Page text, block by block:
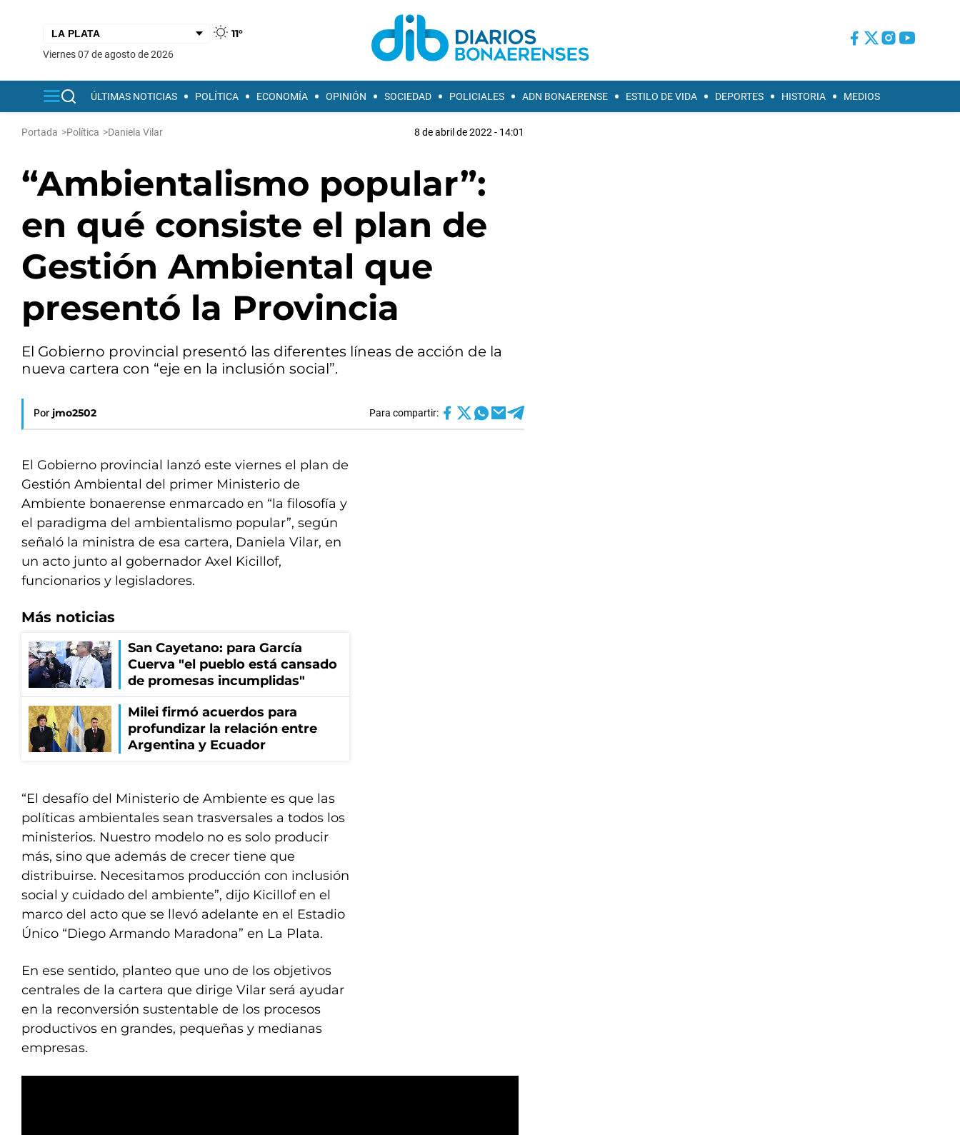
11°
viernes 07 de agosto de 2026
ÚLTIMAS NOTICIAS POLÍTICA ECONOMÍA OPINIÓN SOCIEDAD POLICIALES ADN BONAERENSE ESTILO DE VIDA DEPORTES HISTORIA MEDIOS
Portada >Política >Daniela Vilar 8 de abril de 2022 - 14:01
“Ambientalismo popular”:
en qué consiste el plan de
Gestión Ambiental que
presentó la Provincia
El Gobierno provincial presentó las diferentes líneas de acción de la
nueva cartera con “eje en la inclusión social”.
Por jmo2502 Para compartir:
El Gobierno provincial lanzó este viernes el plan de
Gestión Ambiental del primer Ministerio de
Ambiente bonaerense enmarcado en “la filosofía y
el paradigma del ambientalismo popular”, según
señaló la ministra de esa cartera, Daniela Vilar, en
un acto junto al gobernador Axel Kicillof,
funcionarios y legisladores.
Más noticias
San Cayetano: para García
Cuerva "el pueblo está cansado
de promesas incumplidas"
Milei firmó acuerdos para
profundizar la relación entre
Argentina y Ecuador
“El desafío del Ministerio de Ambiente es que las
políticas ambientales sean trasversales a todos los
ministerios. Nuestro modelo no es solo producir
más, sino que además de crecer tiene que
distribuirse. Necesitamos producción con inclusión
social y cuidado del ambiente”, dijo Kicillof en el
marco del acto que se llevó adelante en el Estadio
Único “Diego Armando Maradona” en La Plata.
En ese sentido, planteo que uno de los objetivos
centrales de la cartera que dirige Vilar será ayudar
en la reconversión sustentable de los procesos
productivos en grandes, pequeñas y medianas
empresas.